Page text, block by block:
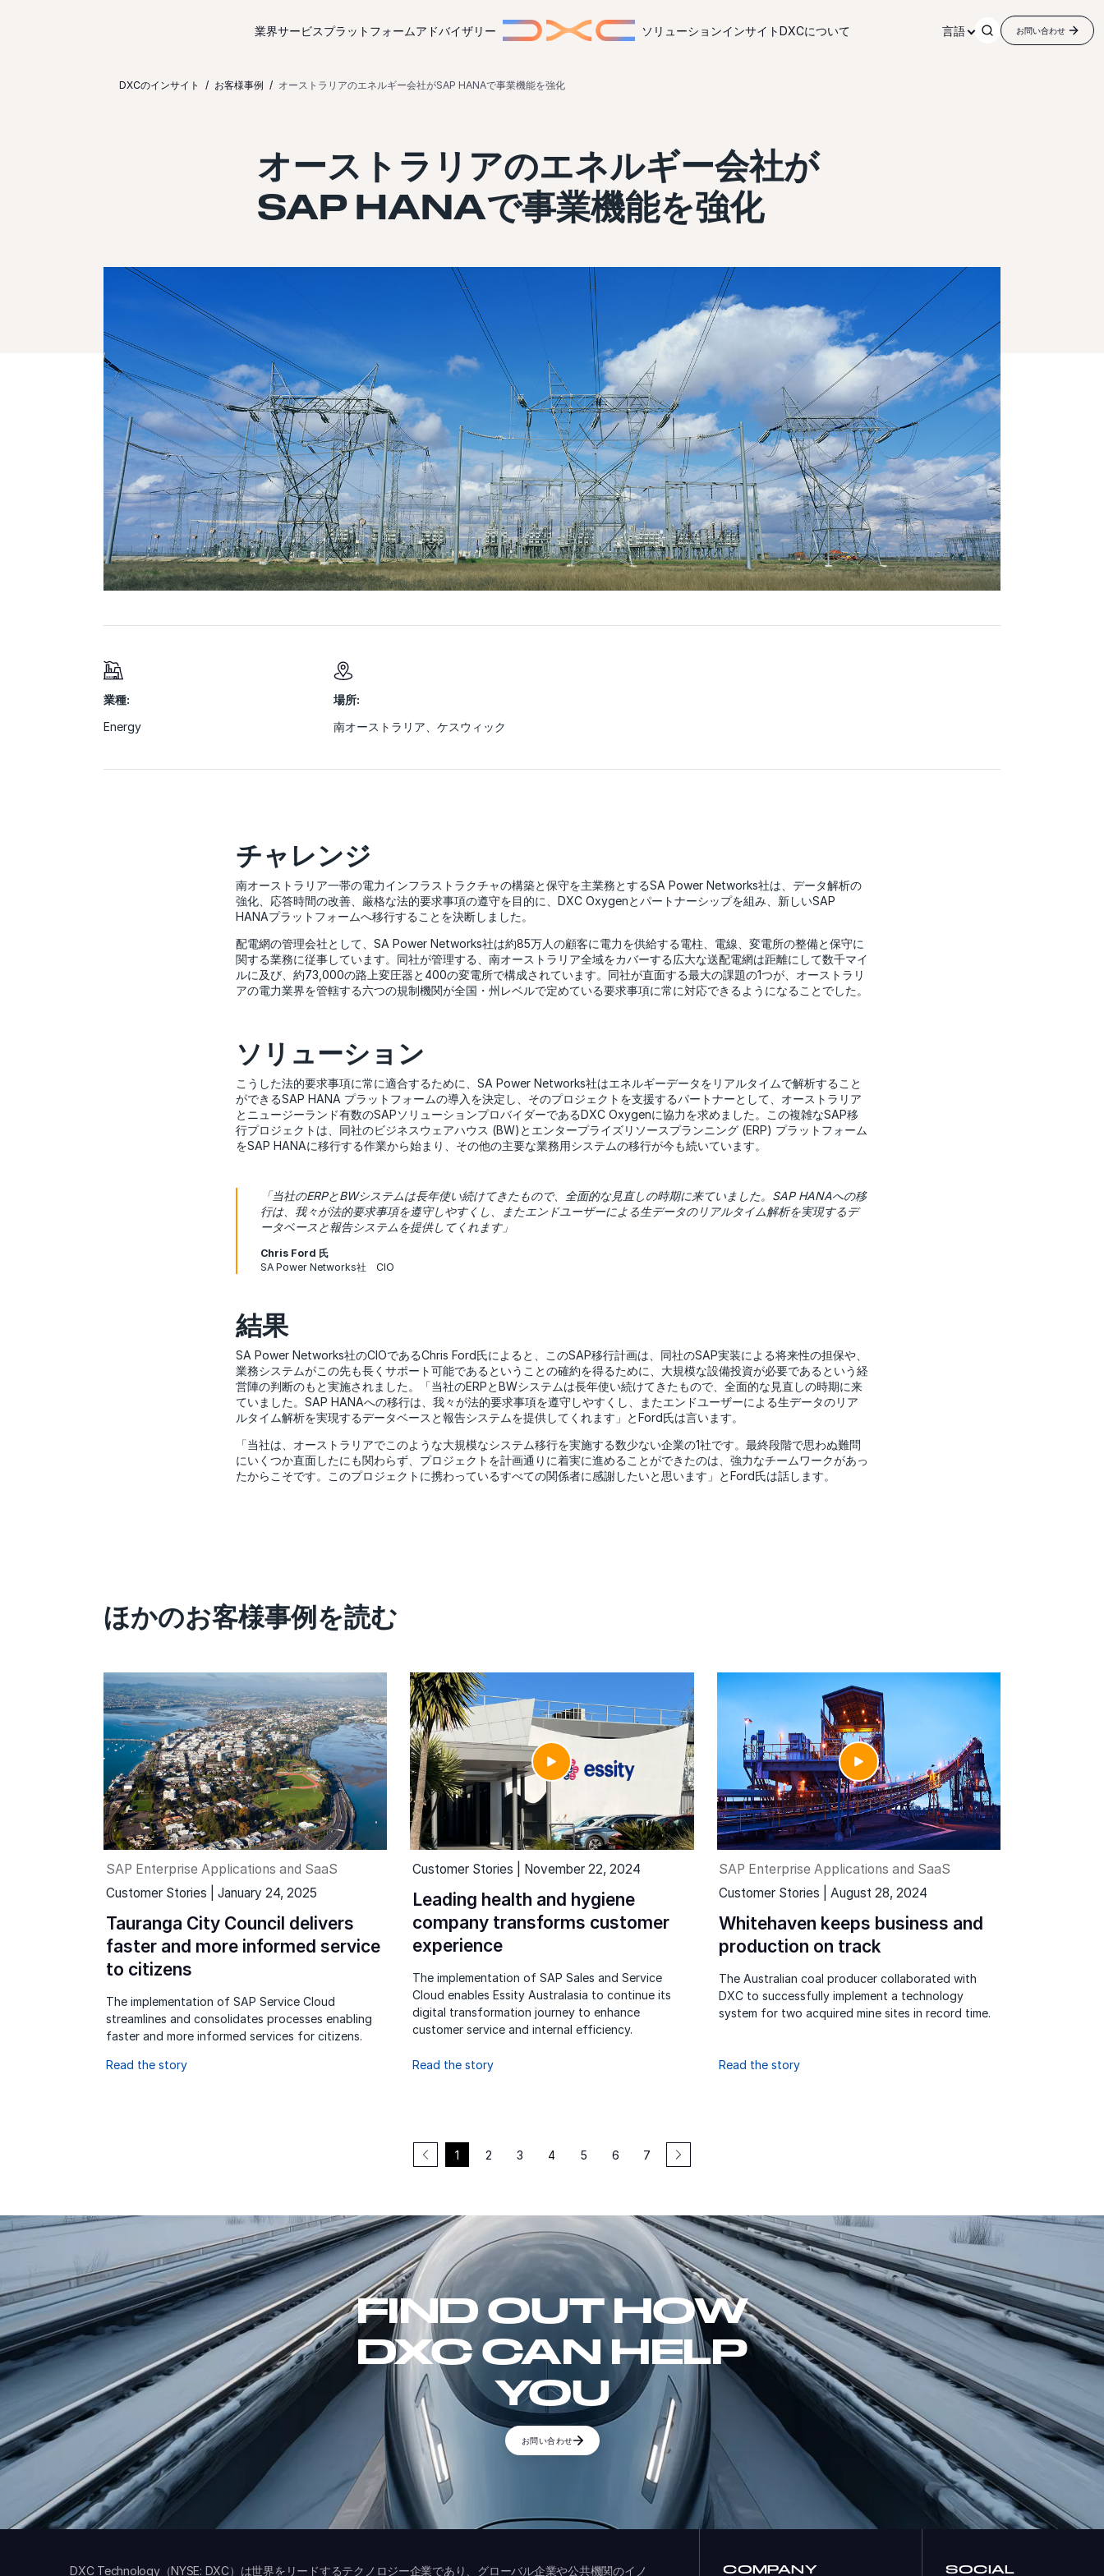
業界サービスプラットフォームアドバイザリー ソリューションインサイトDXCについて 言語 お問い合わせ
DXCのインサイト お客様事例 オーストラリアのエネルギー会社がSAP HANAで事業機能を強化
オーストラリアのエネルギー会社が
SAP HANAで事業機能を強化
業種:
Energy
場所:
南オーストラリア、ケスウィック
チャレンジ
南オーストラリア一帯の電力インフラストラクチャの構築と保守を主業務とするSA Power Networks社は、データ解析の
強化、応答時間の改善、厳格な法的要求事項の遵守を目的に、DXC Oxygenとパートナーシップを組み、新しいSAP
HANAプラットフォームへ移行することを決断しました。
配電網の管理会社として、SA Power Networks社は約85万人の顧客に電力を供給する電柱、電線、変電所の整備と保守に
関する業務に従事しています。同社が管理する、南オーストラリア全域をカバーする広大な送配電網は距離にして数千マイ
ルに及び、約73,000の路上変圧器と400の変電所で構成されています。同社が直面する最大の課題の1つが、オーストラリ
アの電力業界を管轄する六つの規制機関が全国・州レベルで定めている要求事項に常に対応できるようになることでした。
ソリューション
こうした法的要求事項に常に適合するために、SA Power Networks社はエネルギーデータをリアルタイムで解析すること
ができるSAP HANA プラットフォームの導入を決定し、そのプロジェクトを支援するパートナーとして、オーストラリア
とニュージーランド有数のSAPソリューションプロバイダーであるDXC Oxygenに協力を求めました。この複雑なSAP移
行プロジェクトは、同社のビジネスウェアハウス (BW)とエンタープライズリソースプランニング (ERP) プラットフォーム
をSAP HANAに移行する作業から始まり、その他の主要な業務用システムの移行が今も続いています。
「当社のERPとBWシステムは長年使い続けてきたもので、全面的な見直しの時期に来ていました。SAP HANAへの移
行は、我々が法的要求事項を遵守しやすくし、またエンドユーザーによる生データのリアルタイム解析を実現するデ
ータベースと報告システムを提供してくれます」
Chris Ford 氏
SA Power Networks社 CIO
結果
SA Power Networks社のCIOであるChris Ford氏によると、このSAP移行計画は、同社のSAP実装による将来性の担保や、
業務システムがこの先も長くサポート可能であるということの確約を得るために、大規模な設備投資が必要であるという経
営陣の判断のもと実施されました。「当社のERPとBWシステムは長年使い続けてきたもので、全面的な見直しの時期に来
ていました。SAP HANAへの移行は、我々が法的要求事項を遵守しやすくし、またエンドユーザーによる生データのリア
ルタイム解析を実現するデータベースと報告システムを提供してくれます」とFord氏は言います。
「当社は、オーストラリアでこのような大規模なシステム移行を実施する数少ない企業の1社です。最終段階で思わぬ難問
にいくつか直面したにも関わらず、プロジェクトを計画通りに着実に進めることができたのは、強力なチームワークがあっ
たからこそです。このプロジェクトに携わっているすべての関係者に感謝したいと思います」とFord氏は話します。
ほかのお客様事例を読む
SAP Enterprise Applications and SaaS
Customer Stories | January 24, 2025
Tauranga City Council delivers
faster and more informed service
to citizens
The implementation of SAP Service Cloud
streamlines and consolidates processes enabling
faster and more informed services for citizens.
Read the story
Customer Stories | November 22, 2024
Leading health and hygiene
company transforms customer
experience
The implementation of SAP Sales and Service
Cloud enables Essity Australasia to continue its
digital transformation journey to enhance
customer service and internal efficiency.
Read the story
SAP Enterprise Applications and SaaS
Customer Stories | August 28, 2024
Whitehaven keeps business and
production on track
The Australian coal producer collaborated with
DXC to successfully implement a technology
system for two acquired mine sites in record time.
Read the story
1 2 3 4 5 6 7
FIND OUT HOW
DXC CAN HELP
YOU
お問い合わせ
DXC Technology（NYSE: DXC）は世界をリードするテクノロジー企業であり、グローバル企業や公共機関のイノ
COMPANY
SOCIAL